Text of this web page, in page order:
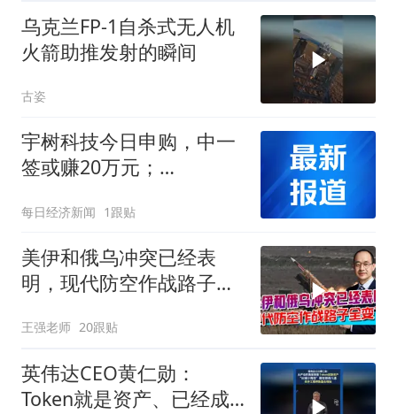
乌克兰FP-1自杀式无人机
火箭助推发射的瞬间
古姿
宇树科技今日申购，中一
签或赚20万元；
2027年新增算力或超
10GW，年度经常性收入
或达3000亿美元｜科技早
参
每日经济新闻 1跟贴
美伊和俄乌冲突已经表
明，现代防空作战路子全
王强老师 20跟贴
英伟达CEO黄仁勋：
Token就是资产、已经成